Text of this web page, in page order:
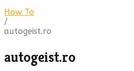
How To
/
autogeist.ro
autogeist.ro